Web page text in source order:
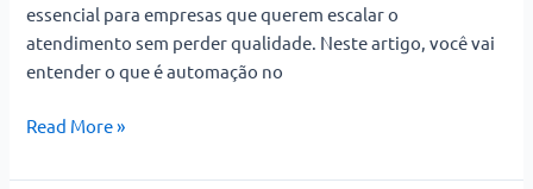
essencial para empresas que querem escalar o
atendimento sem perder qualidade. Neste artigo, você vai
entender o que é automação no
Read More »